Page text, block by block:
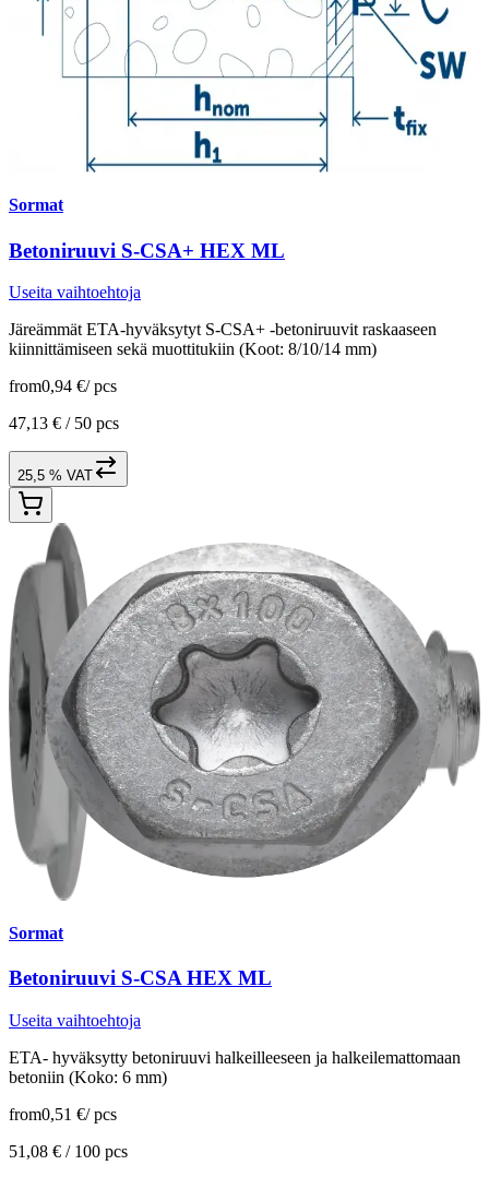
Sormat
Betoniruuvi S-CSA+ HEX ML
Useita vaihtoehtoja
Järeämmät ETA-hyväksytyt S-CSA+ -betoniruuvit raskaaseen
kiinnittämiseen sekä muottitukiin (Koot: 8/10/14 mm)
from0,94 €/ pcs
47,13 € / 50 pcs
25,5 % VAT
Sormat
Betoniruuvi S-CSA HEX ML
Useita vaihtoehtoja
ETA- hyväksytty betoniruuvi halkeilleeseen ja halkeilemattomaan
betoniin (Koko: 6 mm)
from0,51 €/ pcs
51,08 € / 100 pcs